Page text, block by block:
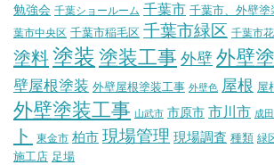
勉強会 千葉ショールーム 千葉市 千葉市、外壁塗
葉市中央区 千葉市稲毛区 千葉市緑区 千葉市
塗料塗装 塗装工事 外壁 外壁
壁屋根塗装 外壁屋根塗装工事 外壁色 屋根 屋
外壁塗装工事 山武市 市原市 市川市 成
ト
東金市 柏市 現場管理 現場調査 種類 緑
施工店 足場